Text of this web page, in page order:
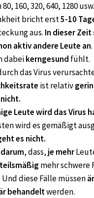
160, 320, 640, 1280
bricht erst5-10
aus. In dieser
aktiv andere Leute an
dabeikerngesund fühlt.
das Virus
ist relativ
Leute wird das Virus
wird es gemäßigt
es nicht.
, dass, je mehr
mehr schwere
diese Fälle müssen
behandeltwerden.